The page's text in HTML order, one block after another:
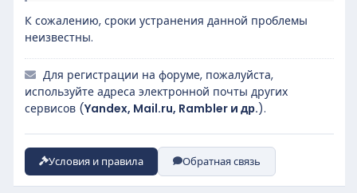
К сожалению, сроки устранения данной проблемы
неизвестны.
Для регистрации на форуме, пожалуйста,
используйте адреса электронной почты других
сервисов (Yandex, Mail.ru, Rambler и др.).
Условия и правила Обратная связь